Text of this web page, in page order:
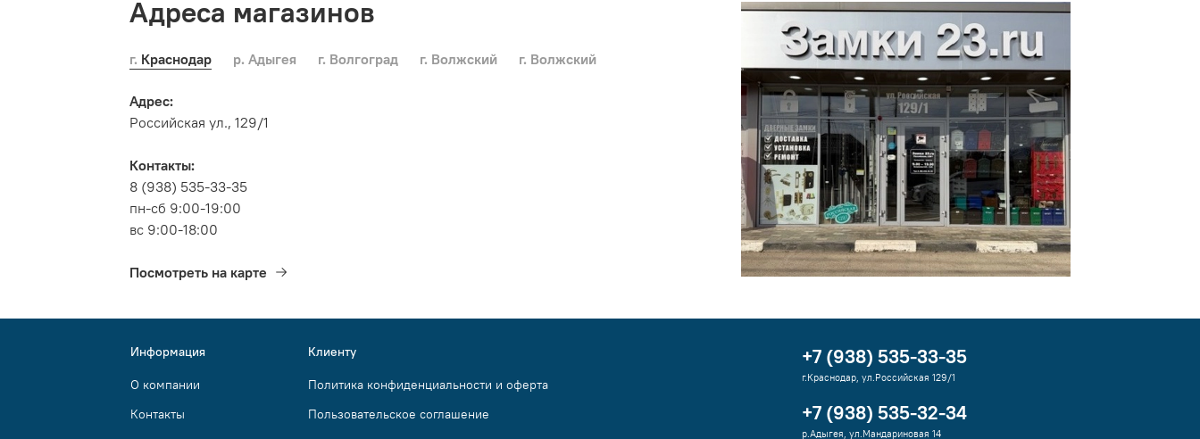
Адреса магазинов
г. Краснодар р. Адыгея г. Волгоград г. Волжский г. Волжский
Адрес:
Российская ул., 129/1
Контакты:
8 (938) 535-33-35
пн-сб 9:00-19:00
вс 9:00-18:00
Посмотреть на карте
Информация
О компании
Контакты
Клиенту
Политика конфиденциальности и оферта
Пользовательское соглашение
+7 (938) 535-33-35
г.Краснодар, ул.Российская 129/1
+7 (938) 535-32-34
р.Адыгея, ул.Мандариновая 14